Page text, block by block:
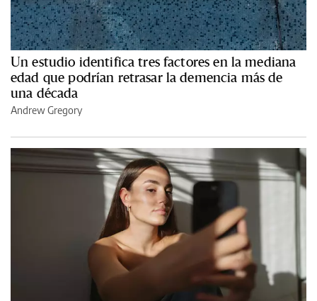
Un estudio identifica tres factores en la mediana
edad que podrían retrasar la demencia más de
una década
Andrew Gregory